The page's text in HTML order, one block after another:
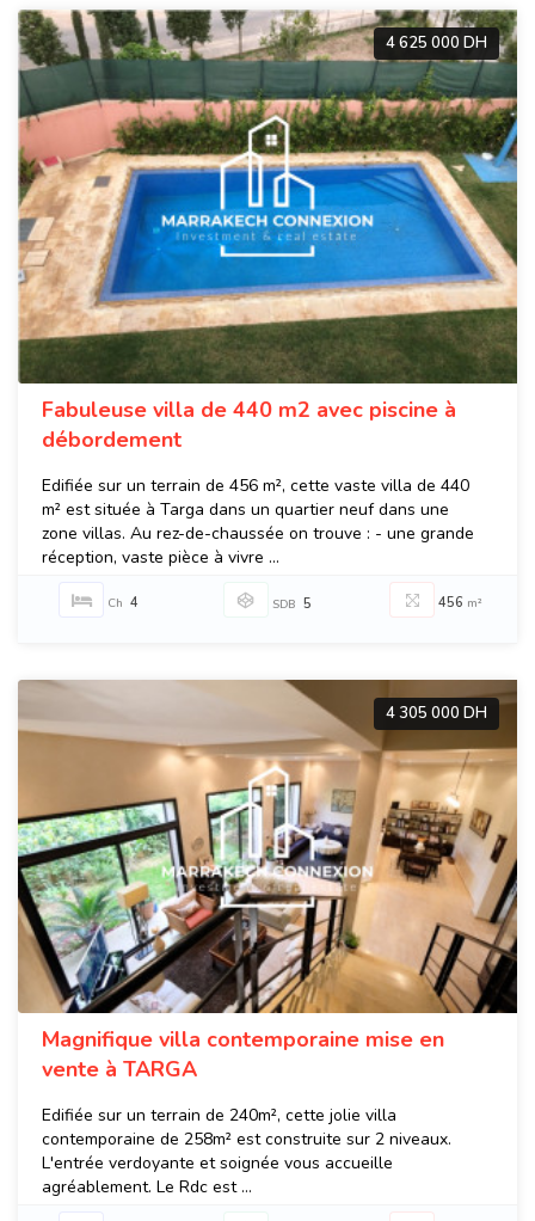
4 625 000 DH
Fabuleuse villa de 440 m2 avec piscine à
débordement
Edifiée sur un terrain de 456 m², cette vaste villa de 440
m² est située à Targa dans un quartier neuf dans une
zone villas. Au rez-de-chaussée on trouve : - une grande
réception, vaste pièce à vivre ...
Ch 4 SDB 5 456 m²
4 305 000 DH
Magnifique villa contemporaine mise en
vente à TARGA
Edifiée sur un terrain de 240m², cette jolie villa
contemporaine de 258m² est construite sur 2 niveaux.
L'entrée verdoyante et soignée vous accueille
agréablement. Le Rdc est ...